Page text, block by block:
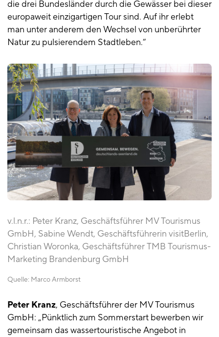
die drei Bundesländer durch die Gewässer bei dieser
europaweit einzigartigen Tour sind. Auf ihr erlebt
man unter anderem den Wechsel von unberührter
Natur zu pulsierendem Stadtleben.“
v.l.n.r.: Peter Kranz, Geschäftsführer MV Tourismus
GmbH, Sabine Wendt, Geschäftsführerin visitBerlin,
Christian Woronka, Geschäftsführer TMB Tourismus-
Marketing Brandenburg GmbH
Quelle: Marco Armborst
Peter Kranz, Geschäftsführer der MV Tourismus
GmbH: „Pünktlich zum Sommerstart bewerben wir
gemeinsam das wassertouristische Angebot in